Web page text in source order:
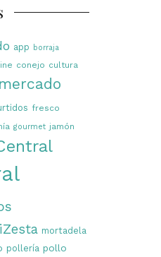
app borraja
conejo cultura
fresco
gourmet jamón
mortadela
pollería pollo